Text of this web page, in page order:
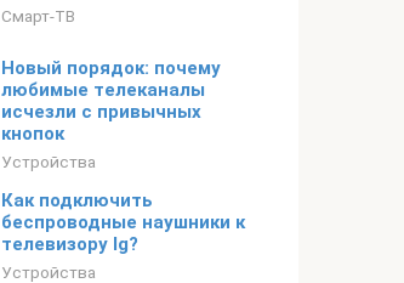
Смарт-ТВ
Новый порядок: почему
любимые телеканалы
исчезли с привычных
кнопок
Устройства
Как подключить
беспроводные наушники к
телевизору lg?
Устройства